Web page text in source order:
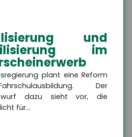
und
im
plant eine Reform
Der
dazu sieht vor, die
für...
Zukunft liegt uns am Herzen.
kümmern wir uns um
privaten und betrieblichen
an erster Stelle!